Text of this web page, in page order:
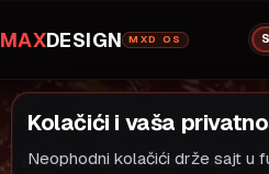
MAXDESIGN MXD OS
LOKALNI MODEL RASTA
Kolačići i vaša
Neophodni kolačići drže sajt u